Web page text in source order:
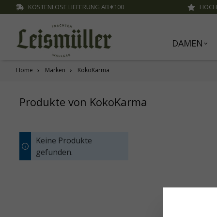
springen
KOSTENLOSE LIEFERUNG AB €100
DAMEN
Home Marken KokoKarma
Produkte von KokoKarma
Keine Produkte
gefunden.